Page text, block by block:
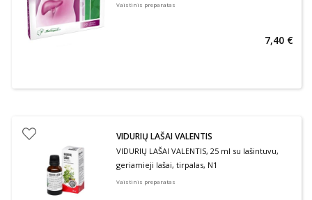
Vaistinis preparatas
7,40 €
VIDURIŲ LAŠAI VALENTIS
VIDURIŲ LAŠAI VALENTIS, 25 ml su lašintuvu,
geriamieji lašai, tirpalas, N1
Vaistinis preparatas